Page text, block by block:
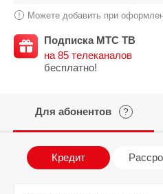
Можете добавить при
Подписка МТС ТВ
на 85 телеканалов
бесплатно!
Для абонентов ?
Кредит